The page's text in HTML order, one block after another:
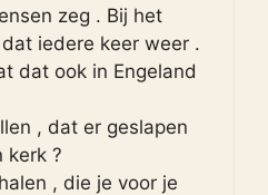
zeg . Bij het
iedere keer weer .
dat ook in Engeland
, dat er geslapen
kerk ?
, die je voor je